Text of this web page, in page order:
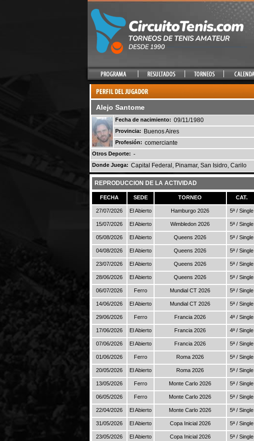
Alejo Santome
Fecha de nacimiento: 09/11/1980
Provincia: Buenos Aires
Profesión: comerciante
Otros Deporte: -
Donde Juega: Capital Federal, Pinamar, San Isidro, Carilo
REPRODUCCION DE LA ACTIVIDAD
FECHA SEDE TORNEO CAT.
27/07/2026 El Abierto Hamburgo 2026 5ª / Single
15/07/2026 El Abierto Wimbledon 2026 5ª / Single
05/08/2026 El Abierto Queens 2026 5ª / Single
04/08/2026 El Abierto Queens 2026 5ª / Single
23/07/2026 El Abierto Queens 2026 5ª / Single
28/06/2026 El Abierto Queens 2026 5ª / Single
06/07/2026 Ferro Mundial CT 2026 5ª / Single
14/06/2026 El Abierto Mundial CT 2026 5ª / Single
29/06/2026 Ferro Francia 2026 4ª / Single
17/06/2026 El Abierto Francia 2026 4ª / Single
07/06/2026 El Abierto Francia 2026 5ª / Single
01/06/2026 Ferro Roma 2026 5ª / Single
20/05/2026 El Abierto Roma 2026 5ª / Single
13/05/2026 Ferro Monte Carlo 2026 5ª / Single
06/05/2026 Ferro Monte Carlo 2026 5ª / Single
22/04/2026 El Abierto Monte Carlo 2026 5ª / Single
31/05/2026 El Abierto Copa Inicial 2026 5ª / Single
23/05/2026 El Abierto Copa Inicial 2026 5ª / Single